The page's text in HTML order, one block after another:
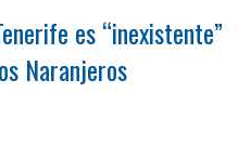
es “inexistente”
Naranjeros